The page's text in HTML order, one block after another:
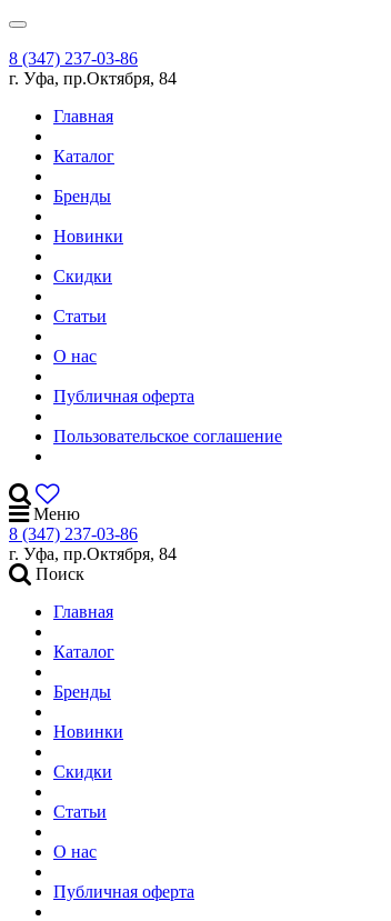
8 (347) 237-03-86
г. Уфа, пр.Октября, 84
Главная
Каталог
Бренды
Новинки
Скидки
Статьи
О нас
Публичная оферта
Пользовательское соглашение
Меню
8 (347) 237-03-86
г. Уфа, пр.Октября, 84
Поиск
Главная
Каталог
Бренды
Новинки
Скидки
Статьи
О нас
Публичная оферта